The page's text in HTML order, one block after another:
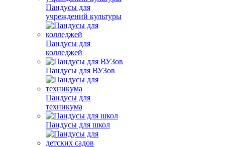
Пандусы для
учреждений культуры
Пандусы для
колледжей
Пандусы для ВУЗов
Пандусы для
техникума
Пандусы для школ